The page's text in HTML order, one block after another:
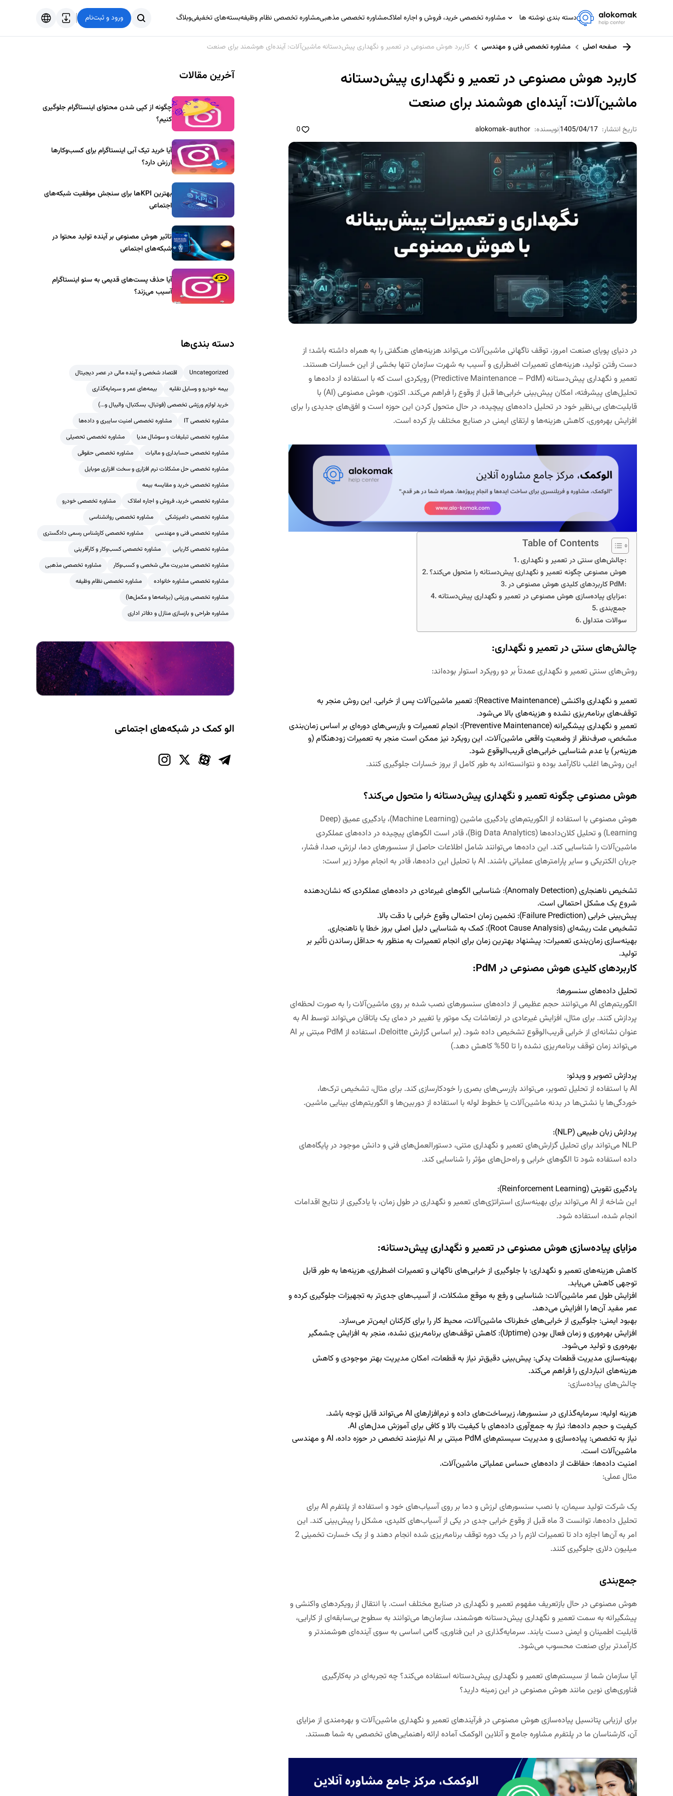
دسته بندی نوشته ها
مشاوره تخصصی IT
مشاوره خانواده
مشاوره ورزشی
مشاوره تخصصی خرید، فروش و اجاره املاکمشاوره تخصصی مذهبیمشاوره تخصصی نظام وظیفهبسته‌های تخفیفیوبلاگ ورود و ثبت‌نام
فارسی
صفحه اصلی مشاوره تخصصی فنی و مهندسی کاربرد هوش مصنوعی در تعمیر و نگهداری پیش‌دستانه ماشین‌آلات: آینده‌ای هوشمند برای صنعت
کاربرد هوش مصنوعی در تعمیر و نگهداری پیش‌دستانه
ماشین‌آلات: آینده‌ای هوشمند برای صنعت
تاریخ انتشار: 1405/04/17نویسنده: alokomak-author
0
در دنیای پویای صنعت امروز، توقف ناگهانی ماشین‌آلات می‌تواند هزینه‌های هنگفتی را به همراه داشته باشد؛ از
دست رفتن تولید، هزینه‌های تعمیرات اضطراری و آسیب به شهرت سازمان تنها بخشی از این خسارات هستند.
تعمیر و نگهداری پیش‌دستانه (Predictive Maintenance – PdM) رویکردی است که با استفاده از داده‌ها و
تحلیل‌های پیشرفته، امکان پیش‌بینی خرابی‌ها قبل از وقوع را فراهم می‌کند. اکنون، هوش مصنوعی (AI) با
قابلیت‌های بی‌نظیر خود در تحلیل داده‌های پیچیده، در حال متحول کردن این حوزه است و افق‌های جدیدی را برای
افزایش بهره‌وری، کاهش هزینه‌ها و ارتقای ایمنی در صنایع مختلف باز کرده است.
Table of Contents
چالش‌های سنتی در تعمیر و نگهداری:
هوش مصنوعی چگونه تعمیر و نگهداری پیش‌دستانه را متحول می‌کند؟
کاربردهای کلیدی هوش مصنوعی در PdM:
مزایای پیاده‌سازی هوش مصنوعی در تعمیر و نگهداری پیش‌دستانه:
جمع‌بندی
سوالات متداول
چالش‌های سنتی در تعمیر و نگهداری:
روش‌های سنتی تعمیر و نگهداری عمدتاً بر دو رویکرد استوار بوده‌اند:
تعمیر و نگهداری واکنشی (Reactive Maintenance
): تعمیر ماشین‌آلات پس از خرابی. این روش منجر به
توقف‌های برنامه‌ریزی نشده و هزینه‌های بالا می‌شود.
تعمیر و نگهداری پیشگیرانه (Preventive Maintenance
): انجام تعمیرات و بازرسی‌های دوره‌ای بر اساس زمان‌بندی
مشخص، صرف‌نظر از وضعیت واقعی ماشین‌آلات. این رویکرد نیز ممکن است منجر به تعمیرات زودهنگام (و
هزینه‌بر) یا عدم شناسایی خرابی‌های قریب‌الوقوع شود.
این روش‌ها اغلب ناکارآمد بوده و نتوانسته‌اند به طور کامل از بروز خسارات جلوگیری کنند.
هوش مصنوعی چگونه تعمیر و نگهداری پیش‌دستانه را متحول می‌کند؟
هوش مصنوعی با استفاده از الگوریتم‌های یادگیری ماشین (Machine Learning)، یادگیری عمیق (Deep
Learning) و تحلیل کلان‌داده‌ها (Big Data Analytics)، قادر است الگوهای پیچیده در داده‌های عملکردی
ماشین‌آلات را شناسایی کند. این داده‌ها می‌توانند شامل اطلاعات حاصل از سنسورهای دما، لرزش، صدا، فشار،
جریان الکتریکی و سایر پارامترهای عملیاتی باشند. AI با تحلیل این داده‌ها، قادر به انجام موارد زیر است:
تشخیص ناهنجاری (Anomaly Detection
): شناسایی الگوهای غیرعادی در داده‌های عملکردی که نشان‌دهنده
شروع یک مشکل احتمالی است.
پیش‌بینی خرابی (Failure Prediction
): تخمین زمان احتمالی وقوع خرابی با دقت بالا.
تشخیص علت ریشه‌ای (Root Cause Analysis
): کمک به شناسایی دلیل اصلی بروز خطا یا ناهنجاری.
بهینه‌سازی زمان‌بندی تعمیرات: پیشنهاد بهترین زمان برای انجام تعمیرات به منظور به حداقل رساندن تأثیر بر
تولید.
کاربردهای کلیدی هوش مصنوعی در PdM:
تحلیل داده‌های سنسورها:
الگوریتم‌های AI می‌توانند حجم عظیمی از داده‌های سنسورهای نصب شده بر روی ماشین‌آلات را به صورت لحظه‌ای
پردازش کنند. برای مثال، افزایش غیرعادی در ارتعاشات یک موتور یا تغییر در دمای یک یاتاقان می‌تواند توسط AI به
عنوان نشانه‌ای از خرابی قریب‌الوقوع تشخیص داده شود. (بر اساس گزارش Deloitte، استفاده از PdM مبتنی بر AI
می‌تواند زمان توقف برنامه‌ریزی نشده را تا 50% کاهش دهد.)
پردازش تصویر و ویدئو:
AI با استفاده از تحلیل تصویر، می‌تواند بازرسی‌های بصری را خودکارسازی کند. برای مثال، تشخیص ترک‌ها،
خوردگی‌ها یا نشتی‌ها در بدنه ماشین‌آلات یا خطوط لوله با استفاده از دوربین‌ها و الگوریتم‌های بینایی ماشین.
پردازش زبان طبیعی (NLP
):
NLP می‌تواند برای تحلیل گزارش‌های تعمیر و نگهداری متنی، دستورالعمل‌های فنی و دانش موجود در پایگاه‌های
داده استفاده شود تا الگوهای خرابی و راه‌حل‌های مؤثر را شناسایی کند.
یادگیری تقویتی (Reinforcement Learning
):
این شاخه از AI می‌تواند برای بهینه‌سازی استراتژی‌های تعمیر و نگهداری در طول زمان، با یادگیری از نتایج اقدامات
انجام شده، استفاده شود.
مزایای پیاده‌سازی هوش مصنوعی در تعمیر و نگهداری پیش‌دستانه:
کاهش هزینه‌های تعمیر و نگهداری: با جلوگیری از خرابی‌های ناگهانی و تعمیرات اضطراری، هزینه‌ها به طور قابل
توجهی کاهش می‌یابد.
افزایش طول عمر ماشین‌آلات: شناسایی و رفع به موقع مشکلات، از آسیب‌های جدی‌تر به تجهیزات جلوگیری کرده و
عمر مفید آن‌ها را افزایش می‌دهد.
بهبود ایمنی: جلوگیری از خرابی‌های خطرناک ماشین‌آلات، محیط کار را برای کارکنان ایمن‌تر می‌سازد.
افزایش بهره‌وری و زمان فعال بودن (Uptime
): کاهش توقف‌های برنامه‌ریزی نشده، منجر به افزایش چشمگیر
بهره‌وری و تولید می‌شود.
بهینه‌سازی مدیریت قطعات یدکی: پیش‌بینی دقیق‌تر نیاز به قطعات، امکان مدیریت بهتر موجودی و کاهش
هزینه‌های انبارداری را فراهم می‌کند.
چالش‌های پیاده‌سازی:
هزینه اولیه: سرمایه‌گذاری در سنسورها، زیرساخت‌های داده و نرم‌افزارهای AI می‌تواند قابل توجه باشد.
کیفیت و حجم داده‌ها: نیاز به جمع‌آوری داده‌های با کیفیت بالا و کافی برای آموزش مدل‌های AI.
نیاز به تخصص:
پیاده‌سازی و مدیریت سیستم‌های PdM مبتنی بر AI نیازمند تخصص در حوزه داده، AI و مهندسی
ماشین‌آلات است.
امنیت داده‌ها: حفاظت از داده‌های حساس عملیاتی ماشین‌آلات.
مثال عملی:
یک شرکت تولید سیمان، با نصب سنسورهای لرزش و دما بر روی آسیاب‌های خود و استفاده از پلتفرم AI برای
تحلیل داده‌ها، توانست 3 ماه قبل از وقوع خرابی جدی در یکی از آسیاب‌های کلیدی، مشکل را پیش‌بینی کند. این
امر به آن‌ها اجازه داد تا تعمیرات لازم را در یک دوره توقف برنامه‌ریزی شده انجام دهند و از یک خسارت تخمینی 2
میلیون دلاری جلوگیری کنند.
جمع‌بندی
هوش مصنوعی در حال بازتعریف مفهوم تعمیر و نگهداری در صنایع مختلف است. با انتقال از رویکردهای واکنشی و
پیشگیرانه به سمت تعمیر و نگهداری پیش‌دستانه هوشمند، سازمان‌ها می‌توانند به سطوح بی‌سابقه‌ای از کارایی،
قابلیت اطمینان و ایمنی دست یابند. سرمایه‌گذاری در این فناوری، گامی اساسی به سوی آینده‌ای هوشمندتر و
کارآمدتر برای صنعت محسوب می‌شود.
آیا سازمان شما از سیستم‌های تعمیر و نگهداری پیش‌دستانه استفاده می‌کند؟ چه تجربه‌ای در به‌کارگیری
فناوری‌های نوین مانند هوش مصنوعی در این زمینه دارید؟
برای ارزیابی پتانسیل پیاده‌سازی هوش مصنوعی در فرآیندهای تعمیر و نگهداری ماشین‌آلات و بهره‌مندی از مزایای
آن، کارشناسان ما درپلتفرم مشاوره جامع و آنلاین الوکمکآماده ارائه راهنمایی‌های تخصصی به شما هستند.
آخرین مقالات
چگونه از کپی شدن محتوای اینستاگرام جلوگیری
کنیم؟
آیا خرید تیک آبی اینستاگرام برای کسب‌وکارها
ارزش دارد؟
بهترین KPIها برای سنجش موفقیت شبکه‌های
اجتماعی
تاثیر هوش مصنوعی بر آینده تولید محتوا در
شبکه‌های اجتماعی
آیا حذف پست‌های قدیمی به سئو اینستاگرام
آسیب می‌زند؟
دسته بندی‌ها
Uncategorized
اقتصاد شخصی و آینده مالی در عصر دیجیتال
بیمه خودرو و وسایل نقلیه
بیمه‌های عمر و سرمایه‌گذاری
خرید لوازم ورزشی تخصصی (فوتبال، بسکتبال، والیبال و...)
مشاوره تخصصی IT
مشاوره تخصصی امنیت سایبری و داده‌ها
مشاوره تخصصی تبلیغات و سوشال مدیا
مشاوره تخصصی تحصیلی
مشاوره تخصصی حسابداری و مالیات
مشاوره تخصصی حقوقی
مشاوره تخصصی حل مشکلات نرم افزاری و سخت افزاری موبایل
مشاوره تخصصی خرید و مقایسه بیمه
مشاوره تخصصی خرید، فروش و اجاره املاک
مشاوره تخصصی خودرو
مشاوره تخصصی دامپزشکی
مشاوره تخصصی روانشناسی
مشاوره تخصصی فنی و مهندسی
مشاوره تخصصی کارشناس رسمی دادگستری
مشاوره تخصصی کاریابی
مشاوره تخصصی کسب‌وکار و کارآفرینی
مشاوره تخصصی مدیریت مالی شخصی و کسب‌وکار
مشاوره تخصصی مذهبی
مشاوره تخصصی مشاوره خانواده
مشاوره تخصصی نظام وظیفه
مشاوره تخصصی ورزشی (برنامه‌ها و مکمل‌ها)
مشاوره طراحی و بازسازی منازل و دفاتر اداری
الو کمک در شبکه‌های اجتماعی